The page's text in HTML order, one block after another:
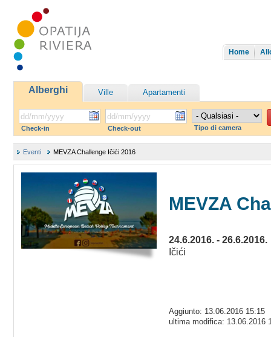
Home
Alberghi Ville Apartamenti
Check-in Check-out Tipo di camera
Eventi MEVZA Challenge Ičići 2016
MEVZA
24.6.2016. - 26.6.2016.
Ičići
Aggiunto: 13.06.2016 15:15
ultima modifica: 13.06.2016